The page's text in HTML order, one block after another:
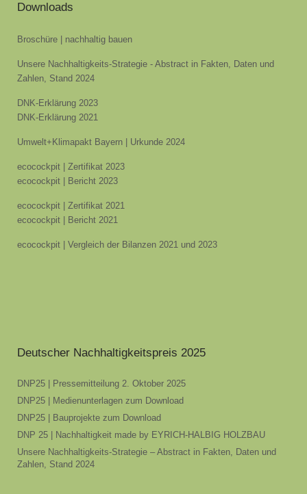
Downloads
Broschüre | nachhaltig bauen
Unsere Nachhaltigkeits-Strategie - Abstract in Fakten, Daten und
Zahlen, Stand 2024
DNK-Erklärung 2023
DNK-Erklärung 2021
Umwelt+Klimapakt Bayern | Urkunde 2024
ecocockpit | Zertifikat 2023
ecocockpit | Bericht 2023
ecocockpit | Zertifikat 2021
ecocockpit | Bericht 2021
ecocockpit | Vergleich der Bilanzen 2021 und 2023
Deutscher Nachhaltigkeitspreis 2025
DNP25 | Pressemitteilung 2. Oktober 2025
DNP25 | Medienunterlagen zum Download
DNP25 | Bauprojekte zum Download
DNP 25 | Nachhaltigkeit made by EYRICH-HALBIG HOLZBAU
Unsere Nachhaltigkeits-Strategie – Abstract in Fakten, Daten und
Zahlen, Stand 2024